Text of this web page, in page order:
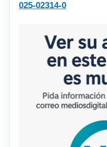
025-02314-0